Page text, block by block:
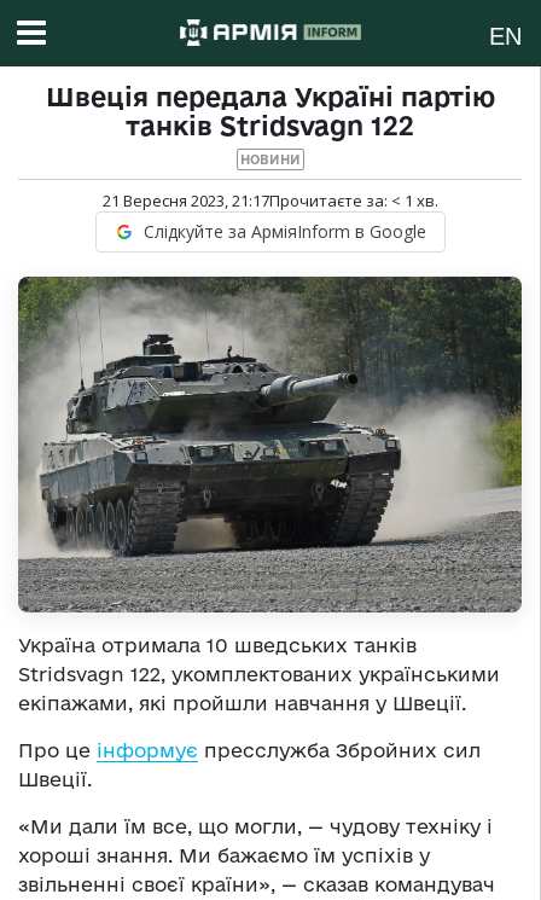
EN
Швеція передала Україні партію
танків Stridsvagn 122
НОВИНИ
21 Вересня 2023, 21:17Прочитаєте за: < 1 хв.
Слідкуйте за АрміяInform в Google
Україна отримала 10 шведських танків
Stridsvagn 122, укомплектованих українськими
екіпажами, які пройшли навчання у Швеції.
Про це інформує пресслужба Збройних сил
Швеції.
«Ми дали їм все, що могли, — чудову техніку і
хороші знання. Ми бажаємо їм успіхів у
звільненні своєї країни», — сказав командувач